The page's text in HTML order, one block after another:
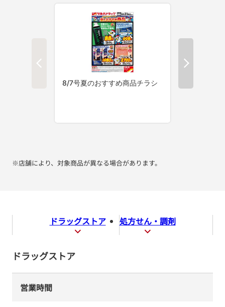
※店舗により、対象商品が異なる場合があります。
ドラッグストア 処方せん・調剤
ドラッグストア
営業時間